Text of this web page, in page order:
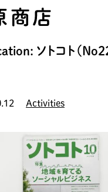
ソトコト（
Activities